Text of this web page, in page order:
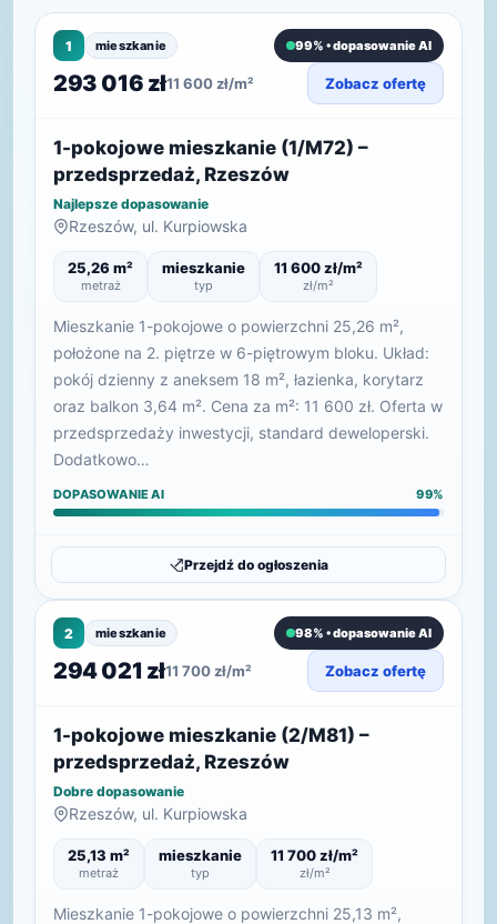
1 mieszkanie 99% • dopasowanie AI
293 016 zł11 600 zł/m² Zobacz ofertę
1-pokojowe mieszkanie (1/M72) –
przedsprzedaż, Rzeszów
Najlepsze dopasowanie
Rzeszów, ul. Kurpiowska
25,26 m²
metraż
mieszkanie
typ
11 600 zł/m²
zł/m²
Mieszkanie 1-pokojowe o powierzchni 25,26 m²,
położone na 2. piętrze w 6-piętrowym bloku. Układ:
pokój dzienny z aneksem 18 m², łazienka, korytarz
oraz balkon 3,64 m². Cena za m²: 11 600 zł. Oferta w
przedsprzedaży inwestycji, standard deweloperski.
Dodatkowo…
DOPASOWANIE AI 99%
Przejdź do ogłoszenia
2 mieszkanie 98% • dopasowanie AI
294 021 zł11 700 zł/m² Zobacz ofertę
1-pokojowe mieszkanie (2/M81) –
przedsprzedaż, Rzeszów
Dobre dopasowanie
Rzeszów, ul. Kurpiowska
25,13 m²
metraż
mieszkanie
typ
11 700 zł/m²
zł/m²
Mieszkanie 1-pokojowe o powierzchni 25,13 m²,